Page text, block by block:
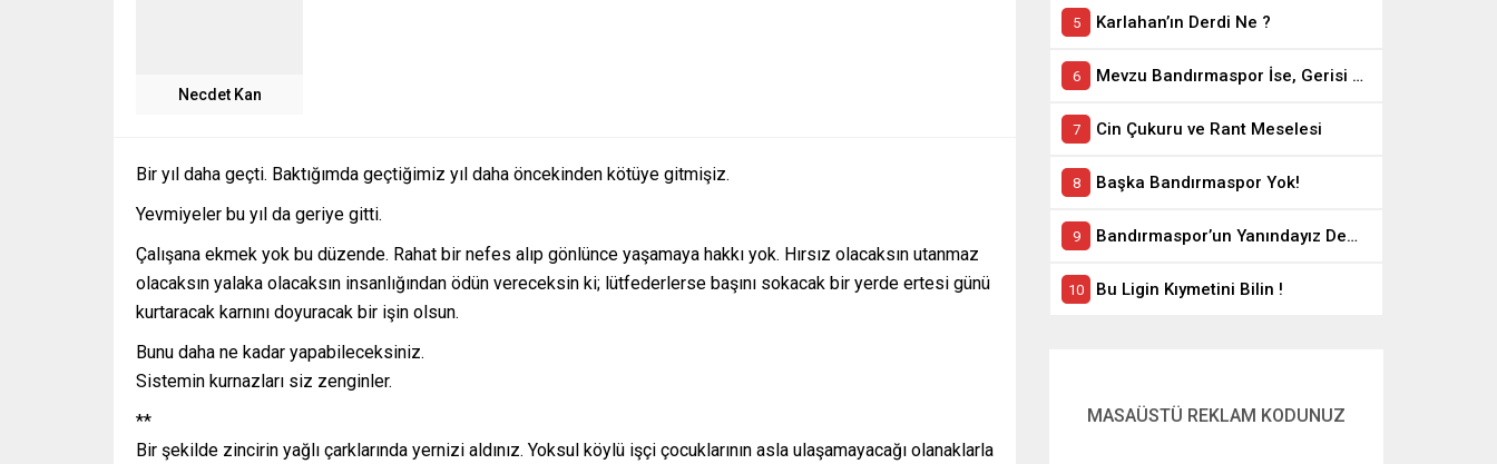
Necdet Kan
Bir yıl daha geçti. Baktığımda geçtiğimiz yıl daha öncekinden kötüye gitmişiz.
Yevmiyeler bu yıl da geriye gitti.
Çalışana ekmek yok bu düzende. Rahat bir nefes alıp gönlünce yaşamaya hakkı yok. Hırsız olacaksın utanmaz
olacaksın yalaka olacaksın insanlığından ödün vereceksin ki; lütfederlerse başını sokacak bir yerde ertesi günü
kurtaracak karnını doyuracak bir işin olsun.
Bunu daha ne kadar yapabileceksiniz.
Sistemin kurnazları siz zenginler.
**
Bir şekilde zincirin yağlı çarklarında yernizi aldınız. Yoksul köylü işçi çocuklarının asla ulaşamayacağı olanaklarla
Karlahan’ın Derdi Ne ?
Mevzu Bandırmaspor İse, Gerisi Teferruattır
Cin Çukuru ve Rant Meselesi
Başka Bandırmaspor Yok!
Bandırmaspor’un Yanındayız Demekle Olmuyor!
Bu Ligin Kıymetini Bilin !
MASAÜSTÜ REKLAM KODUNUZ